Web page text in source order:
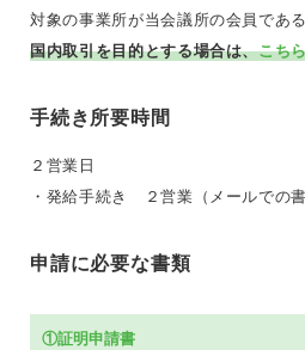
対象の事業所が当会議所の会員であ
国内取引を目的とする場合は、こち
手続き所要時間
２営業日
・発給手続き ２営業（メールでの書
申請に必要な書類
①証明申請書